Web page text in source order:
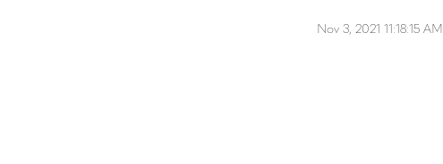
Nov 3, 2021 11:18:15 AM